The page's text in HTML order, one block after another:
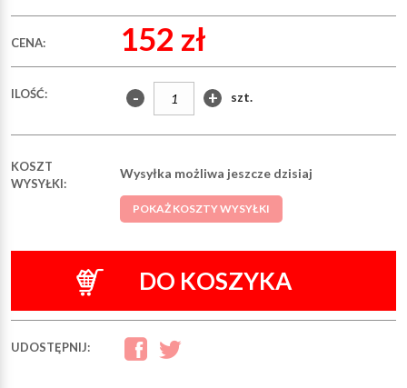
CENA: 152 zł
ILOŚĆ: - + szt.
KOSZT
WYSYŁKI:
Wysyłka możliwa jeszcze dzisiaj
POKAŻ KOSZTY WYSYŁKI
DO KOSZYKA
UDOSTĘPNIJ: